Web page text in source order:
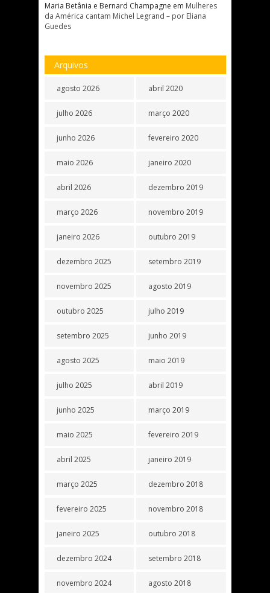
Maria Betânia e Bernard Champagne em Mulheres
da América cantam Michel Legrand – por Eliana
Guedes
Arquivos
agosto 2026
julho 2026
junho 2026
maio 2026
abril 2026
março 2026
janeiro 2026
dezembro 2025
novembro 2025
outubro 2025
setembro 2025
agosto 2025
julho 2025
junho 2025
maio 2025
abril 2025
março 2025
fevereiro 2025
janeiro 2025
dezembro 2024
novembro 2024
abril 2020
março 2020
fevereiro 2020
janeiro 2020
dezembro 2019
novembro 2019
outubro 2019
setembro 2019
agosto 2019
julho 2019
junho 2019
maio 2019
abril 2019
março 2019
fevereiro 2019
janeiro 2019
dezembro 2018
novembro 2018
outubro 2018
setembro 2018
agosto 2018